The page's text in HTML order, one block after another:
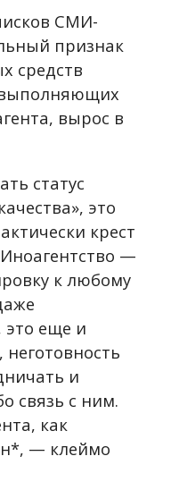
СМИ-
признак
средств
вырос в
статус
это
крест
—
к любому
это еще и
неготовность
и
связь с ним.
как
— клеймо